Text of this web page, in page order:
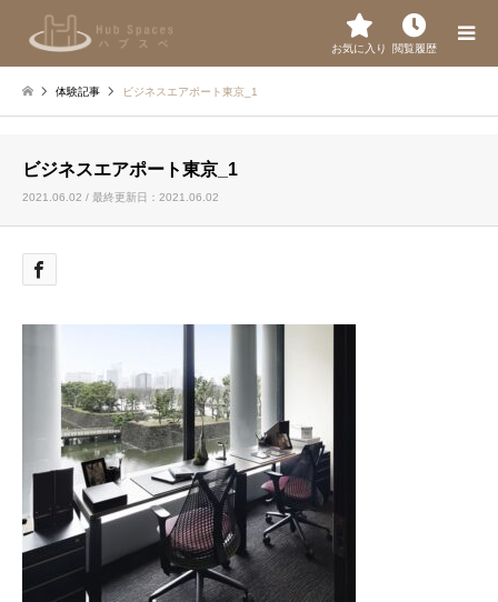
お気に入り 閲覧履歴
体験記事 ビジネスエアポート東京_1
ビジネスエアポート東京_1
2021.06.02 / 最終更新日：2021.06.02